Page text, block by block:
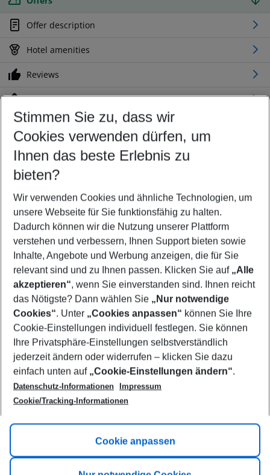
Offer description
Hotel amenities
Reviews
Location
Customize your offer
Find the perfect deal which suits your best
Your departure airport
Any airport
Select your date range
08/08/26–06/08/27 5-8 nights
Who will travel
2 adults No children
Show more filter
Footer
Footer navigation
Title A
Link A
Stimmen Sie zu, dass wir
Cookies verwenden dürfen, um
Ihnen das beste Erlebnis zu
bieten?
Wir verwenden Cookies und ähnliche Technologien, um
unsere Webseite für Sie funktionsfähig zu halten.
Dadurch können wir die Nutzung unserer Plattform
verstehen und verbessern, Ihnen Support bieten sowie
Inhalte, Angebote und Werbung anzeigen, die für Sie
relevant sind und zu Ihnen passen. Klicken Sie auf „Alle
akzeptieren“, wenn Sie einverstanden sind. Ihnen reicht
das Nötigste? Dann wählen Sie „Nur notwendige
Cookies“. Unter „Cookies anpassen“ können Sie Ihre
Cookie-Einstellungen individuell festlegen. Sie können
Ihre Privatsphäre-Einstellungen selbstverständlich
jederzeit ändern oder widerrufen – klicken Sie dazu
einfach unten auf „Cookie-Einstellungen ändern“.
Datenschutz-Informationen
Impressum
Cookie/Tracking-Informationen
Cookie anpassen